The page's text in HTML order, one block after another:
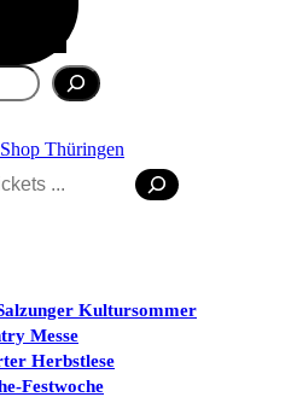
Kultursommer
Messe
Herbstlese
Festwoche